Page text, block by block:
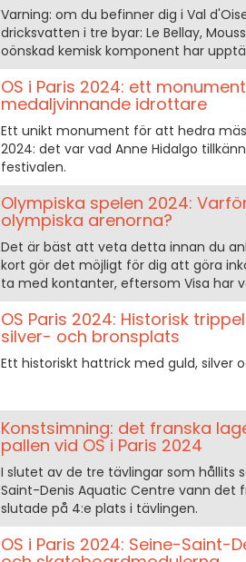
Varning: om du befinner dig i Val
dricksvatten i tre byar: Le Bellay,
oönskad kemisk komponent har
OS i Paris 2024: ett
medaljvinnande idrottare
Ett unikt monument för att hedra
2024: det var vad Anne Hidalgo
festivalen.
Olympiska spelen 2024:
olympiska arenorna?
Det är bäst att veta detta innan du
kort gör det möjligt för dig att göra
ta med kontanter, eftersom Visa har
OS Paris 2024: Historisk
silver- och bronsplats
Ett historiskt hattrick med guld, silver
Konstsimning: det franska
pallen vid OS i Paris 2024
I slutet av de tre tävlingar som hållits
Saint-Denis Aquatic Centre vann
slutade på 4:e plats i tävlingen.
OS i Paris 2024: Seine-Saint-